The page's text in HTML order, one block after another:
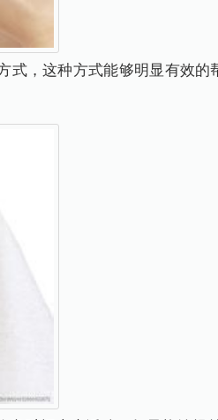
，这种方式能够明显有效